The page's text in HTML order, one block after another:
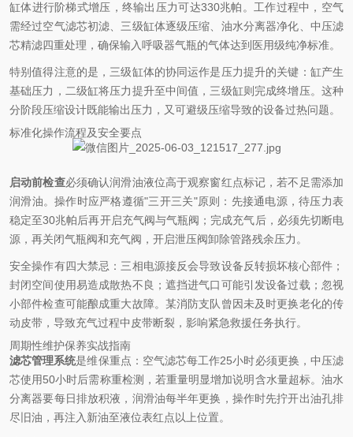
缸体进行阶梯式增压，终输出压力可达330兆帕。工作过程中，空气
需经过空气滤芯初滤、三级缸体逐级压缩、油水分离器净化、中压滤
芯精滤四重处理，确保输入呼吸器气瓶的气体达到医用级纯净标准。
特别值得注意的是，三级缸体的协同运作是压力提升的关键：缸产生
基础压力，二级缸将压力提升至中间值，三级缸则完成终增压。这种
分阶段压缩设计既能输出压力，又可避级压缩导致的设备过热问题。
标准化操作流程及安全要点
启动前检查必须确认润滑油液位高于观察窗红点标记，若不足需添加
润滑油。操作时应严格遵循"三开三关"原则：先接通电源，待压力表
稳定至30兆帕后再开启充气阀与气瓶阀；完成充气后，必须先切断电
源，再关闭气瓶阀和充气阀，开启泄压阀卸除管路残余压力。
安全操作有四大禁忌：三相电源接反会导致设备反转损坏核心部件；
封闭空间使用易造成散热不良；遮挡进气口可能引发设备过载；忽视
小部件检查可能酿成重大故障。某消防支队曾因未及时更换老化的传
动皮带，导致充气过程中皮带断裂，影响紧急救援任务执行。
周期性维护保养实战指南
滤芯管理系统是维保重点：空气滤芯每工作25小时必须更换，中压滤
芯使用50小时后需称重检测，若重量明显增加说明含水量超标。油水
分离器要每日排放积液，润滑油每半年更换，操作时先拧开出油孔排
尽旧油，再注入新油至液位表红点以上位置。